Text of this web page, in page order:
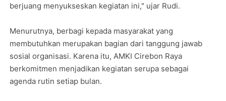
berjuang menyukseskan kegiatan ini," ujar Rudi.
Menurutnya, berbagi kepada masyarakat yang
membutuhkan merupakan bagian dari tanggung jawab
sosial organisasi. Karena itu, AMKI Cirebon Raya
berkomitmen menjadikan kegiatan serupa sebagai
agenda rutin setiap bulan.